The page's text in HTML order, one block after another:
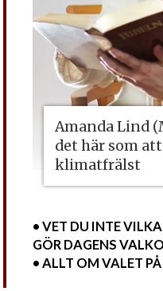
Amanda Lind
det här som
klimatfrälst
• VET DU INTE
GÖR DAGENS
• ALLT OM VALET